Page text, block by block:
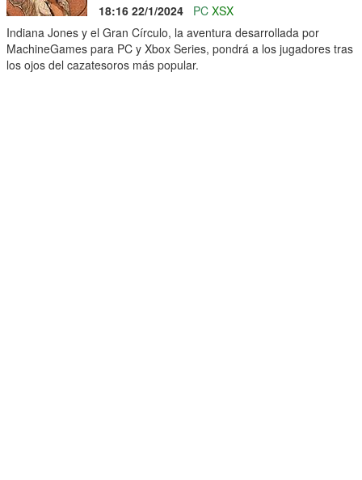
18:16 22/1/2024 PC XSX
Indiana Jones y el Gran Círculo, la aventura desarrollada por
MachineGames para PC y Xbox Series, pondrá a los jugadores tras
los ojos del cazatesoros más popular.